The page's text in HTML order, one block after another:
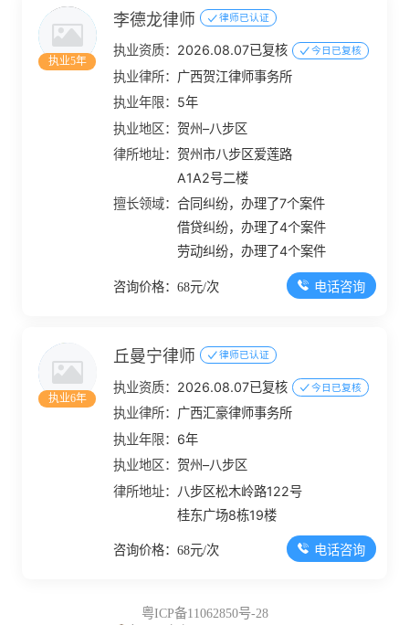
执业5年
李德龙律师 律师已认证
执业资质： 2026.08.07已复核 今日已复核
执业律所： 广西贺江律师事务所
执业年限： 5年
执业地区：贺州–八步区
律所地址：贺州市八步区爱莲路
A1A2号二楼
擅长领域：合同纠纷，办理了7个案件
借贷纠纷，办理了4个案件
劳动纠纷，办理了4个案件
咨询价格：68元/次 电话咨询
执业6年
丘曼宁律师 律师已认证
执业资质： 2026.08.07已复核 今日已复核
执业律所： 广西汇豪律师事务所
执业年限： 6年
执业地区：贺州–八步区
律所地址： 八步区松木岭路122号
桂东广场8栋19楼
咨询价格：68元/次 电话咨询
粤ICP备11062850号-28